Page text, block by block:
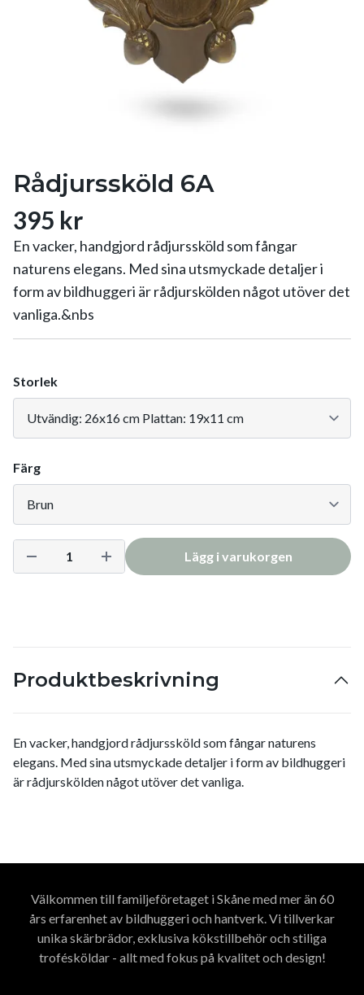
Rådjurssköld 6A
395 kr
En vacker, handgjord rådjurssköld som fångar
naturens elegans. Med sina utsmyckade detaljer i
form av bildhuggeri är rådjurskölden något utöver det
vanliga.&nbs
Storlek
Färg
Lägg i varukorgen
Produktbeskrivning
En vacker, handgjord rådjurssköld som fångar naturens
elegans. Med sina utsmyckade detaljer i form av bildhuggeri
är rådjurskölden något utöver det vanliga.
Välkommen till familjeföretaget i Skåne med mer än 60
års erfarenhet av bildhuggeri och hantverk. Vi tillverkar
unika skärbrädor, exklusiva kökstillbehör och stiliga
trofésköldar - allt med fokus på kvalitet och design!